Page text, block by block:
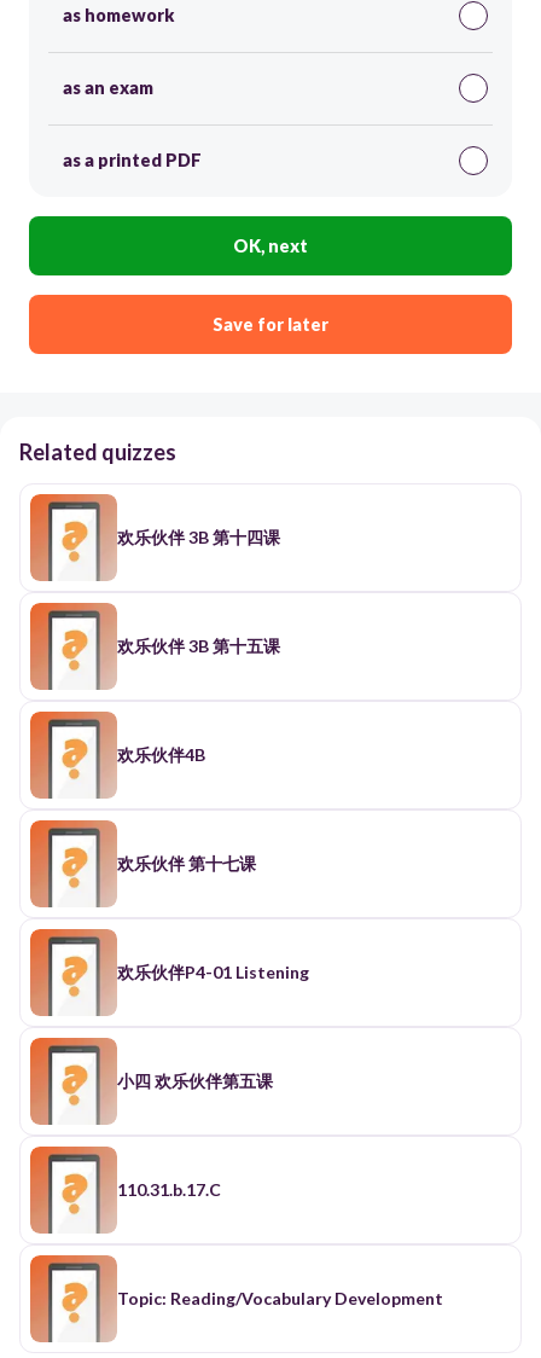
as homework
as an exam
as a printed PDF
OK, next
Save for later
Related quizzes
欢乐伙伴 3B 第十四课
欢乐伙伴 3B 第十五课
欢乐伙伴4B
欢乐伙伴 第十七课
欢乐伙伴P4-01 Listening
小四 欢乐伙伴第五课
110.31.b.17.C
Topic: Reading/Vocabulary Development